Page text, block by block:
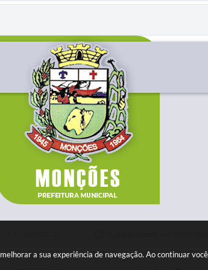
a sua experiência de navegação. Ao continuar